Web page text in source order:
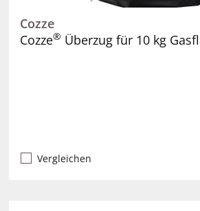
Cozze
Cozze® Überzug für 10 kg
Vergleichen